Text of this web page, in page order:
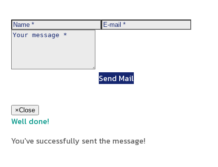
Send Mail
×Close
Well done!
You've successfully sent the message!